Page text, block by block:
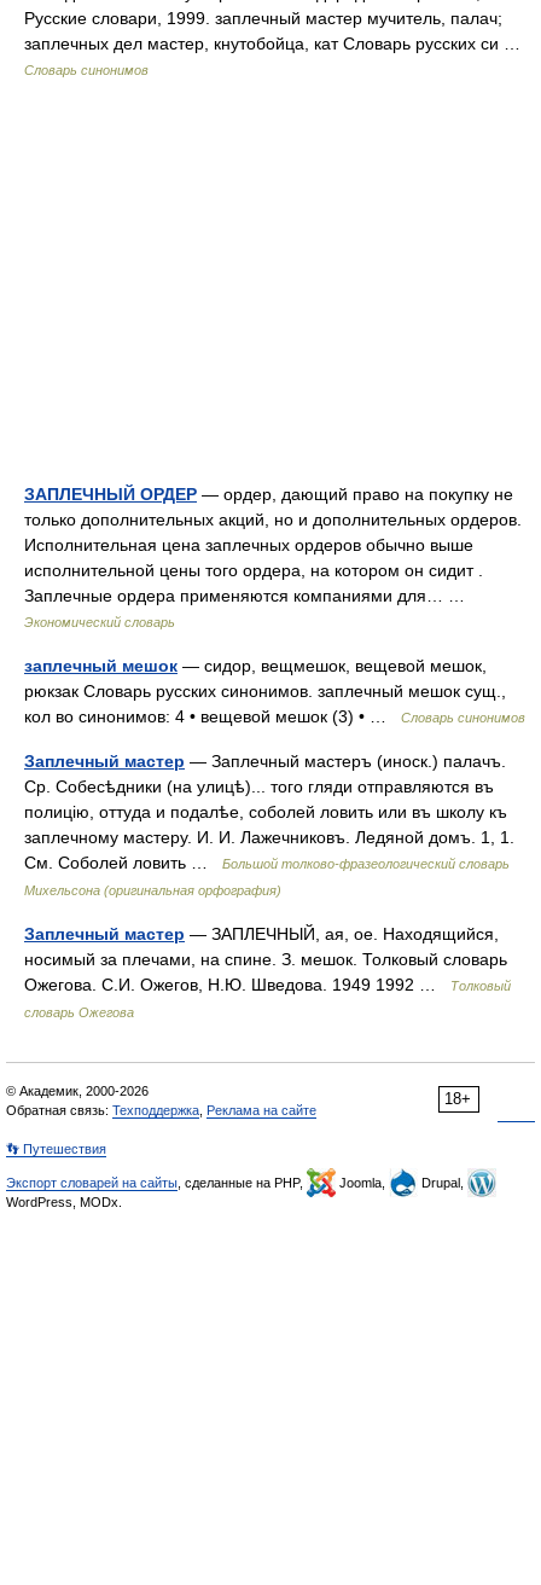
Русские словари, 1999. заплечный мастер мучитель, палач;
заплечных дел мастер, кнутобойца, кат Словарь русских си …
Словарь синонимов
ЗАПЛЕЧНЫЙ ОРДЕР — ордер, дающий право на покупку не
только дополнительных акций, но и дополнительных ордеров.
Исполнительная цена заплечных ордеров обычно выше
исполнительной цены того ордера, на котором он сидит .
Заплечные ордера применяются компаниями для… …
Экономический словарь
заплечный мешок — сидор, вещмешок, вещевой мешок,
рюкзак Словарь русских синонимов. заплечный мешок сущ.,
кол во синонимов: 4 • вещевой мешок (3) • …
Словарь синонимов
Заплечный мастер — Заплечный мастеръ (иноск.) палачъ.
Ср. Собесѣдники (на улицѣ)... того гляди отправляются въ
полицію, оттуда и подалѣе, соболей ловить или въ школу къ
заплечному мастеру. И. И. Лажечниковъ. Ледяной домъ. 1, 1.
См. Соболей ловить …
Большой толково-фразеологический словарь
Михельсона (оригинальная орфография)
Заплечный мастер — ЗАПЛЕЧНЫЙ, ая, ое. Находящийся,
носимый за плечами, на спине. З. мешок. Толковый словарь
Ожегова. С.И. Ожегов, Н.Ю. Шведова. 1949 1992 …
Толковый
словарь Ожегова
18+
© Академик, 2000-2026
Обратная связь: Техподдержка Реклама на сайте
👣 Путешествия
Экспорт словарей на сайты , сделанные на PHP, Joomla,
Drupal,
WordPress, MODx.